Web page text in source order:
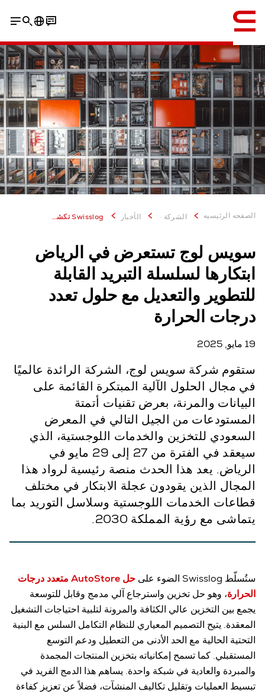
الصفحه الرئيسيه الشركة... الأخبار Swisslog تكشف عن ابتكار جديد في سلسلة التبريد خلال معرض السعودية
سويس لوج تستعرض في الرياض
ابتكارها لسلسلة التبريد القابلة
للتطوير والتعديل مع حلول تعدد
درجات الحرارة
19 مايو, 2025
ستقوم شركة سويس لوج، الشركة الرائدة عالميًا
في مجال الحلول الآلية المبتكرة القائمة على
البيانات والمرنة، بعرض تقنيات أتمتة
المستودعات من الجيل التالي في المعرض
السعودي للتخزين والخدمات اللوجستية، الذي
سيعقد في الفترة من 27 إلى 29 مايو في
الرياض. يعد هذا الحدث منصة رئيسية لرواد هذا
المجال الذين يقودون عجلة الابتكار في مختلف
قطاعات الخدمات اللوجستية وسلاسل التوريد بما
يتماشى مع رؤية المملكة 2030.
ستُسلّط Swisslog الضوء على
حل AutoStore متعدد درجات
الحرارة، وهو حل تخزين واسترجاع آلي مدمج وقابل للتوسعة
يجمع بين التخزين عالي الكثافة والمرونة لتلبية احتياجات التشغيل
المعقدة. يتيح التصميم المعياري للنظام التكامل السلس مع البنية
التحتية الحالية مع الحد الأدنى من التعطيل ودعم التوسع
المستقبلي. كما تسمح إمكانياته بتخزين المنتجات المجمدة
والمبردة والعادية في شبكة واحدة. يساهم هذا الدمج الفريد في
تبسيط العمليات وتقليل تكاليف المنشآت، فضلاً عن تعزيز كفاءة